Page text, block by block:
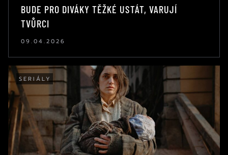
BUDE PRO DIVÁKY TĚŽKÉ USTÁT, VARUJÍ
TVŮRCI
09.04.2026
SERIÁLY